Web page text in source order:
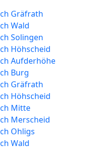
Gräfrath
Wald
Solingen
Höhscheid
Aufderhöhe
Burg
Gräfrath
Höhscheid
Mitte
Merscheid
Ohligs
Wald